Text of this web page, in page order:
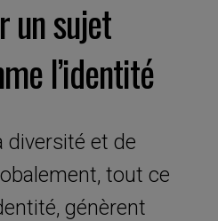
un sujet
l’identité
diversité et de
tout ce
génèrent